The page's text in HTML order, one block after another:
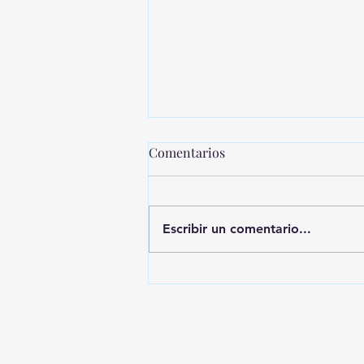
Comentarios
Escribir un comentario...